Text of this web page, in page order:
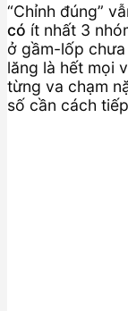
“Chỉnh đúng”
có ít nhất 3
ở gầm-lốp
lăng là hết mọi
từng va chạm
số cần cách